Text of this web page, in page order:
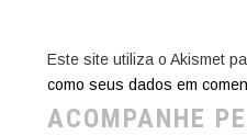
Este site utiliza o Akismet
como seus dados em
ACOMPANHE